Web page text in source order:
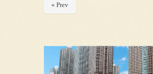
« Prev